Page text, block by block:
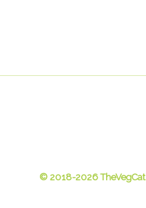
© 2018-2026 TheVegCat